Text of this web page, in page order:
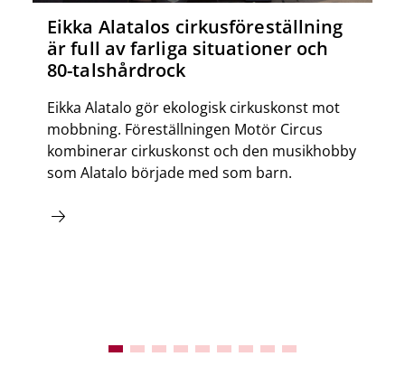
Eikka Alatalos cirkusföreställning
är full av farliga situationer och
80-talshårdrock
Eikka Alatalo gör ekologisk cirkuskonst mot
mobbning. Föreställningen Motör Circus
kombinerar cirkuskonst och den musikhobby
som Alatalo började med som barn.